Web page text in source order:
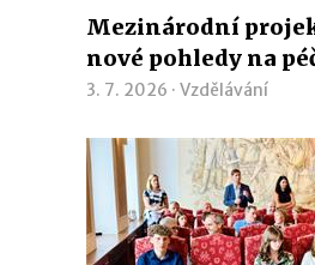
Mezinárodní
nové pohledy na
3. 7. 2026 · Vzdělávání